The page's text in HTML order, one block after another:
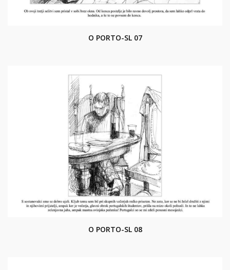
O PORTO-SL 07
O PORTO-SL 08